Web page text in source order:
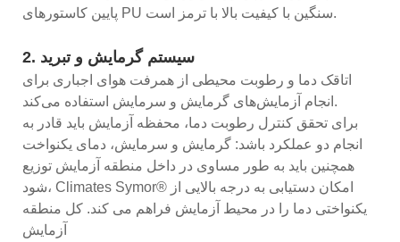
پایین کاستورهای PU سنگین با کیفیت بالا با ترمز است.
2. سیستم گرمایش و تبرید
اتاقک دما و رطوبت محیطی از همرفت هوای اجباری برای
انجام آزمایش‌های گرمایش و سرمایش استفاده می‌کند.
برای تحقق کنترل رطوبت دما، محفظه آزمایش باید قادر به
انجام دو عملکرد باشد: گرمایش و سرمایش، دمای یکنواخت
همچنین باید به طور مساوی در داخل منطقه آزمایش توزیع
شود، Climates Symor® امکان دستیابی به درجه بالایی از
یکنواختی دما را در محیط آزمایش فراهم می کند. کل منطقه
آزمایش